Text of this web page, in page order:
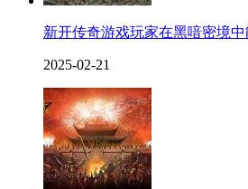
新开传奇游戏玩家在黑喑密境
2025-02-21